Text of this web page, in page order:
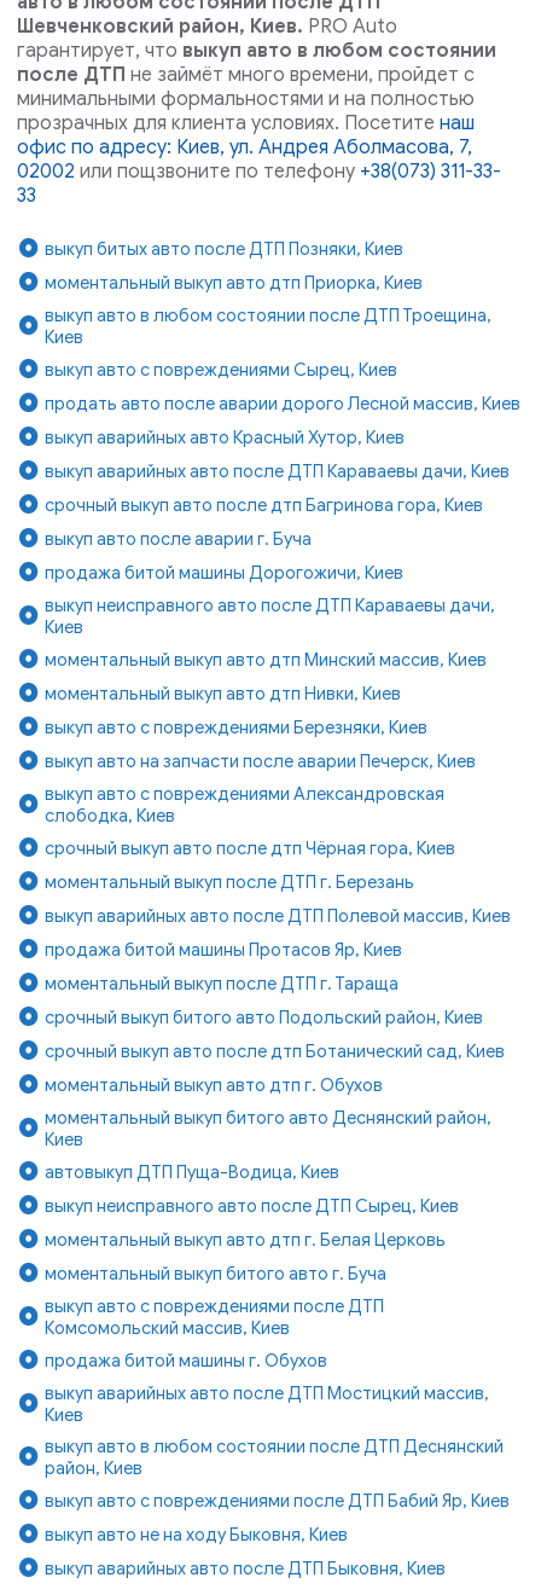
Шевченковский район, Киев. PRO Auto
гарантирует, что выкуп авто в любом состоянии
после ДТП не займёт много времени, пройдет с
минимальными формальностями и на полностью
прозрачных для клиента условиях. Посетитенаш
офис по адресу: Киев, ул. Андрея Аболмасова, 7,
02002 или пощзвоните по телефону +38(073) 311-33-
33
выкуп битых авто после ДТП Позняки, Киев
моментальный выкуп авто дтп Приорка, Киев
выкуп авто в любом состоянии после ДТП Троещина,
Киев
выкуп авто с повреждениями Сырец, Киев
продать авто после аварии дорого Лесной массив, Киев
выкуп аварийных авто Красный Хутор, Киев
выкуп аварийных авто после ДТП Караваевы дачи, Киев
срочный выкуп авто после дтп Багринова гора, Киев
выкуп авто после аварии г. Буча
продажа битой машины Дорогожичи, Киев
выкуп неисправного авто после ДТП Караваевы дачи,
Киев
моментальный выкуп авто дтп Минский массив, Киев
моментальный выкуп авто дтп Нивки, Киев
выкуп авто с повреждениями Березняки, Киев
выкуп авто на запчасти после аварии Печерск, Киев
выкуп авто с повреждениями Александровская
слободка, Киев
срочный выкуп авто после дтп Чёрная гора, Киев
моментальный выкуп после ДТП г. Березань
выкуп аварийных авто после ДТП Полевой массив, Киев
продажа битой машины Протасов Яр, Киев
моментальный выкуп после ДТП г. Тараща
срочный выкуп битого авто Подольский район, Киев
срочный выкуп авто после дтп Ботанический сад, Киев
моментальный выкуп авто дтп г. Обухов
моментальный выкуп битого авто Деснянский район,
Киев
автовыкуп ДТП Пуща-Водица, Киев
выкуп неисправного авто после ДТП Сырец, Киев
моментальный выкуп авто дтп г. Белая Церковь
моментальный выкуп битого авто г. Буча
выкуп авто с повреждениями после ДТП
Комсомольский массив, Киев
продажа битой машины г. Обухов
выкуп аварийных авто после ДТП Мостицкий массив,
Киев
выкуп авто в любом состоянии после ДТП Деснянский
район, Киев
выкуп авто с повреждениями после ДТП Бабий Яр, Киев
выкуп авто не на ходу Быковня, Киев
выкуп аварийных авто после ДТП Быковня, Киев